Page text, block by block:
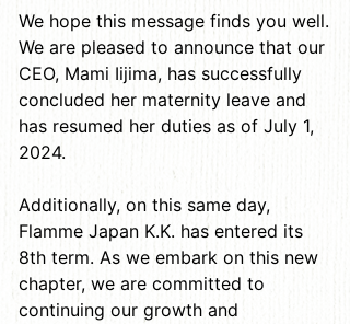
We hope this message finds you well.
We are pleased to announce that our
CEO, Mami Iijima, has successfully
concluded her maternity leave and
has resumed her duties as of July 1,
2024.
Additionally, on this same day,
Flamme Japan K.K. has entered its
8th term. As we embark on this new
chapter, we are committed to
continuing our growth and